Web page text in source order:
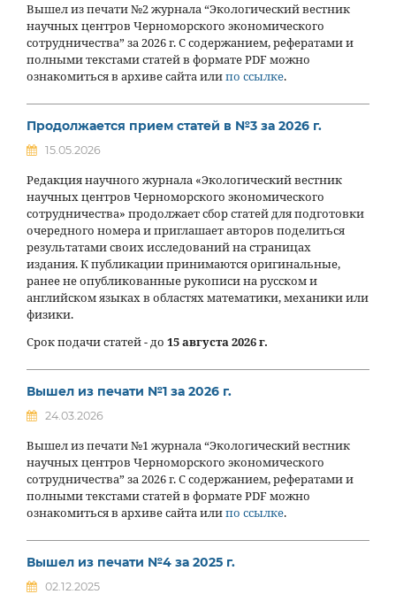
Вышел из печати №2 журнала “Экологический вестник
научных центров Черноморского экономического
сотрудничества” за 2026 г. С содержанием, рефератами и
полными текстами статей в формате PDF можно
ознакомиться в архиве сайта илипо ссылке.
Продолжается прием статей в №3 за 2026 г.
15.05.2026
Редакция научного журнала «Экологический вестник
научных центров Черноморского экономического
сотрудничества» продолжает сбор статей для подготовки
очередного номера и приглашает авторов поделиться
результатами своих исследований на страницах
издания. К публикации принимаются оригинальные,
ранее не опубликованные рукописи на русском и
английском языках в областях математики, механики или
физики.
Срок подачи статей - до 15 августа 2026 г.
Вышел из печати №1 за 2026 г.
24.03.2026
Вышел из печати №1 журнала “Экологический вестник
научных центров Черноморского экономического
сотрудничества” за 2026 г. С содержанием, рефератами и
полными текстами статей в формате PDF можно
ознакомиться в архиве сайта илипо ссылке.
Вышел из печати №4 за 2025 г.
02.12.2025